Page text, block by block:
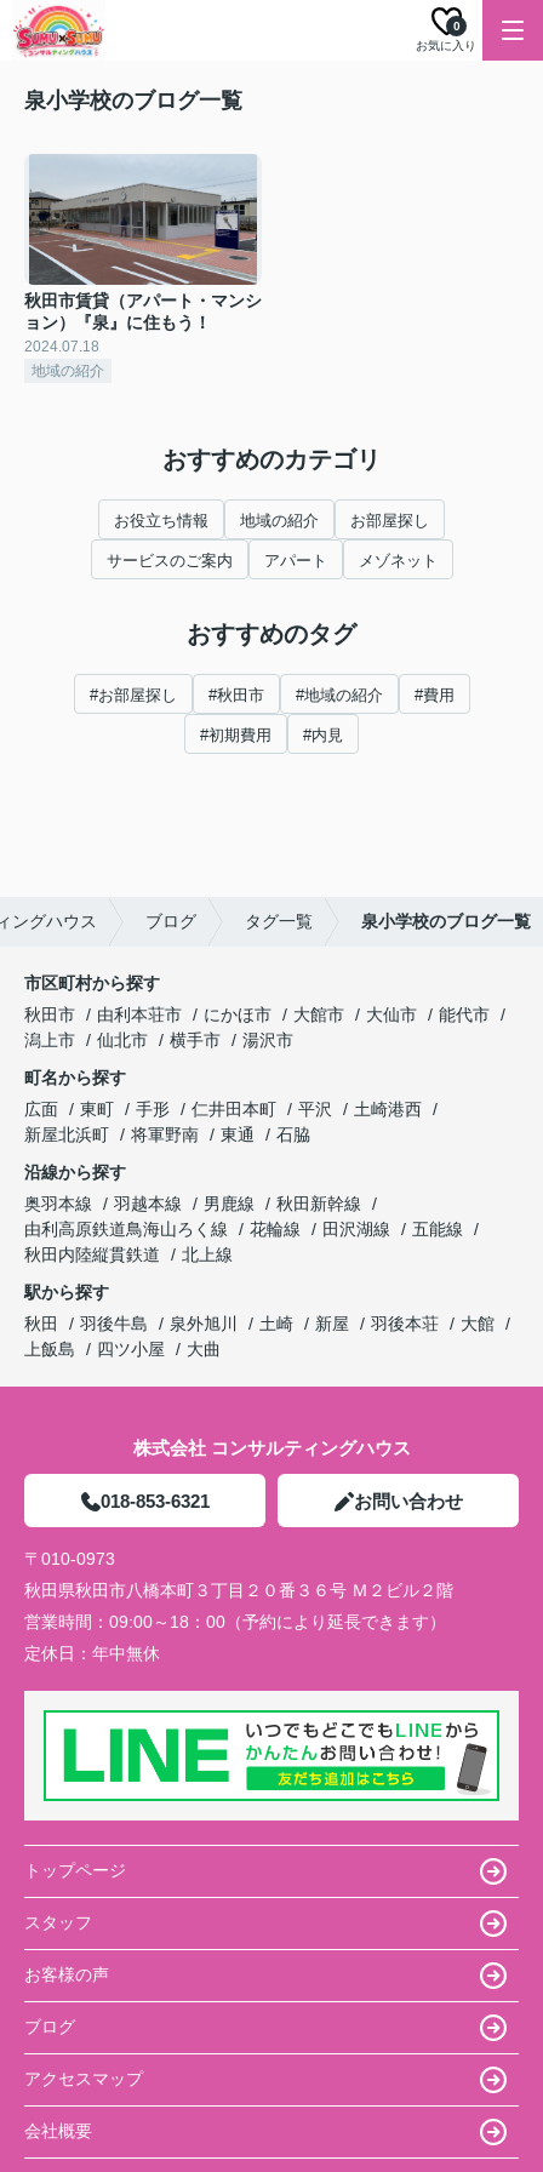
お気に入り
0
泉小学校のブログ一覧
秋田市賃貸（アパート・マンシ
ョン）『泉』に住もう！
2024.07.18
地域の紹介
おすすめのカテゴリ
お役立ち情報 地域の紹介 お部屋探し
サービスのご案内 アパート メゾネット
おすすめのタグ
#お部屋探し #秋田市 #地域の紹介 #費用
#初期費用 #内見
ングハウス ブログ タグ一覧 泉小学校のブログ一覧
市区町村から探す
秋田市
由利本荘市 にかほ市 大館市 大仙市
能代市
潟上市
仙北市 横手市
湯沢市
町名から探す
広面
東町 手形 仁井田本町 平沢
土崎港西
新屋北浜町
将軍野南 東通
石脇
沿線から探す
奥羽本線
羽越本線 男鹿線
秋田新幹線
由利高原鉄道鳥海山ろく線
花輪線 田沢湖線
五能線
秋田内陸縦貫鉄道
北上線
駅から探す
秋田
羽後牛島 泉外旭川 土崎 新屋 羽後本荘
大館
上飯島
四ツ小屋 大曲
株式会社 コンサルティングハウス
018-853-6321 お問い合わせ
〒010-0973
秋田県秋田市八橋本町３丁目２０番３６号 Ｍ２ビル２階
営業時間： 09:00～18：00（予約により延長できます）
定休日： 年中無休
トップページ
スタッフ
お客様の声
ブログ
アクセスマップ
会社概要